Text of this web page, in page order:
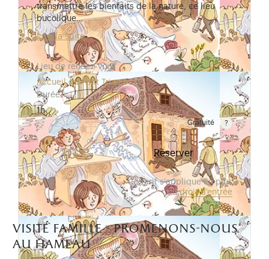
transmettre les bienfaits de la nature, ce lieu
bucolique…
Lire la suite
Lieu de rendez-vous
Accueil du Petit Trianon
Durée
1h
Gratuité
Gratuit pour les enfants de moins de 10 ans. Tarif
10 € Réserver
Ce tarif s'applique en plus
dudroit d'entrée
visite famille - promenons-nous
au hameau